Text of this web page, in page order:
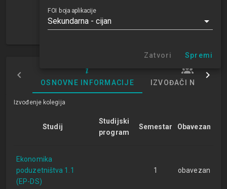
NN
OSNOVNE INFORMACIJE IZVOĐAČI NASTAVE
Izvođenje kolegija
Studij
Studijski
program
Semestar Obavezan
Ekonomika
poduzetništva 1.1
(EP-DS)
1 obavezan
FOI boja aplikacije
Sekundarna - cijan
Zatvori Spremi